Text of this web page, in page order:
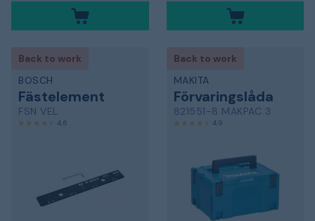
Back to work
BOSCH
Fästelement
FSN VEL
4,6
Back to work
MAKITA
Förvaringslåda
821551-8 MAKPAC 3
4,9